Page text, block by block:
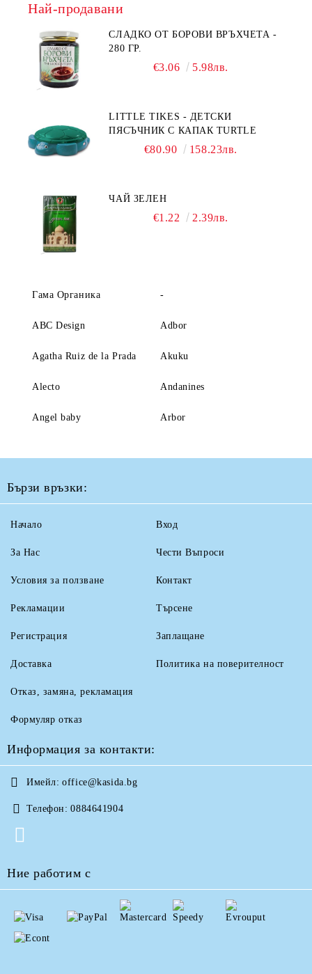
Най-продавани
СЛАДКО ОТ БОРОВИ ВРЪХЧЕТА -
280 ГР.
€3.06 5.98лв.
LITTLE TIKES - ДЕТСКИ
ПЯСЪЧНИК С КАПАК TURTLE
€80.90 158.23лв.
ЧАЙ ЗЕЛЕН
€1.22 2.39лв.
Гама Органика -
ABC Design Adbor
Agatha Ruiz de la Prada Akuku
Alecto Andanines
Angel baby Arbor
Бързи връзки:
Начало
За Нас
Условия за ползване
Рекламации
Вход
Чести Въпроси
Контакт
Търсене
Регистрация
Доставка
Отказ, замяна, рекламация
Формуляр отказ
Заплащане
Политика на поверителност
Информация за контакти:
Имейл: office@kasida.bg
Телефон: 0884641904
Ние работим с